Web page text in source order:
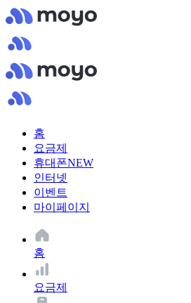
홈
요금제
휴대폰NEW
인터넷
이벤트
마이페이지
홈
요금제